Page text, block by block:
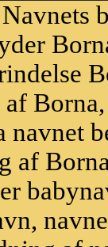
navnet
af